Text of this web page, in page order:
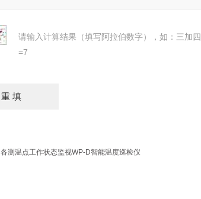
请输入计算结果（填写阿拉伯数字），如：三加四
=7
各测温点工作状态监视WP-D智能温度巡检仪